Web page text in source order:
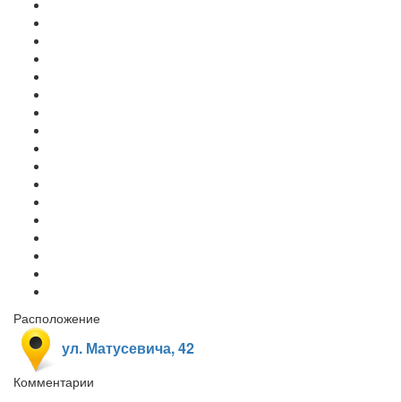
Расположение
ул. Матусевича, 42
Комментарии